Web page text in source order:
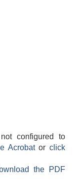
configured to
Acrobatorclick
the PDF